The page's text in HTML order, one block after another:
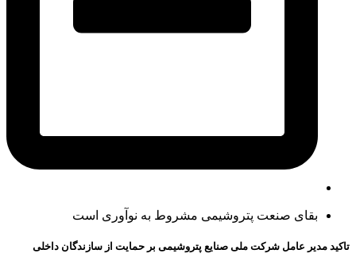
بقای صنعت پتروشیمی مشروط به نوآوری است
تاکید مدیر عامل شرکت ملی صنایع پتروشیمی بر حمایت از سازندگان داخلی